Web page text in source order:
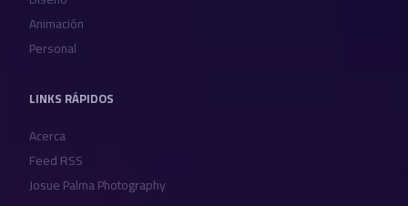
Animación
Personal
LINKS RÁPIDOS
Acerca
Feed RSS
Josue Palma Photography